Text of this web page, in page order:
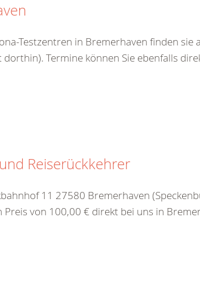
Testzentren in Bremerhaven finden sie
Termine können Sie ebenfalls
Reiserückkehrer
11 27580 Bremerhaven
Preis von 100,00 € direkt bei uns in